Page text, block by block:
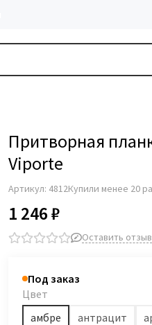
Притворная
Viporte
Артикул: 4812Купили менее 20
1 246 ₽
Оставить отзыв
Под заказ
Цвет
амбре
антрацит